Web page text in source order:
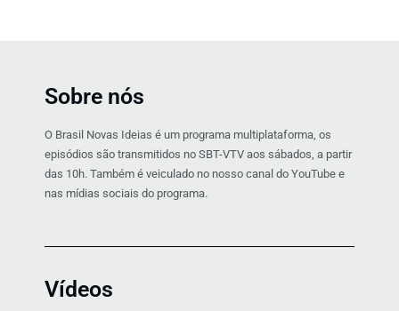
Sobre nós
O Brasil Novas Ideias é um programa multiplataforma, os
episódios são transmitidos no SBT-VTV aos sábados, a partir
das 10h. Também é veiculado no nosso canal do YouTube e
nas mídias sociais do programa.
Vídeos